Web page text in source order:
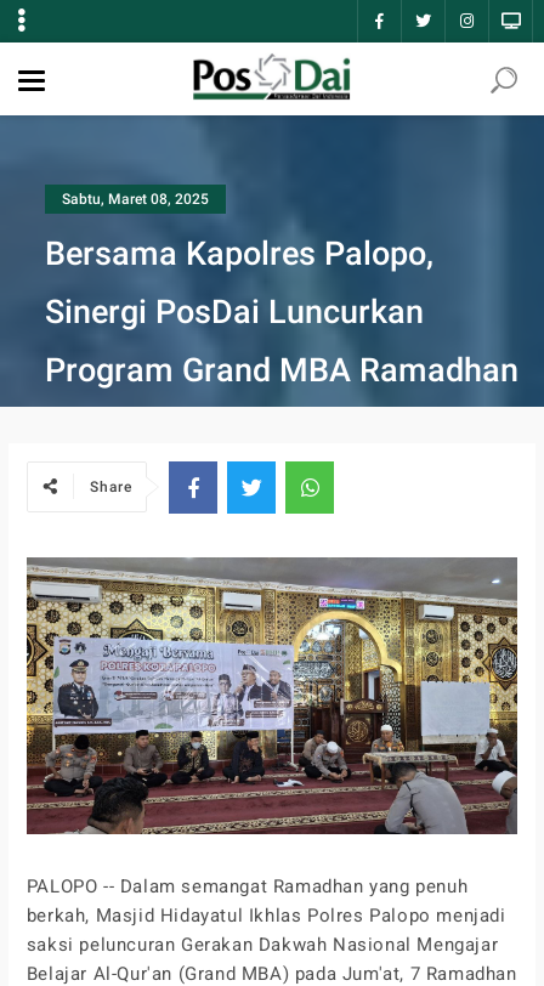
Sabtu, Maret 08, 2025
Bersama Kapolres Palopo,
Sinergi PosDai Luncurkan
Program Grand MBA Ramadhan
Share
PALOPO -- Dalam semangat Ramadhan yang penuh
berkah, Masjid Hidayatul Ikhlas Polres Palopo menjadi
saksi peluncuran Gerakan Dakwah Nasional Mengajar
Belajar Al-Qur'an (Grand MBA) pada Jum'at, 7 Ramadhan